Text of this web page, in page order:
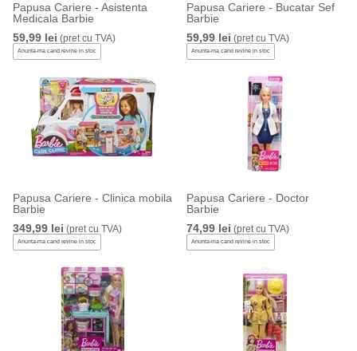
Papusa Cariere - Asistenta
Medicala Barbie
59,99 lei (pret cu TVA)
Anunta-ma cand revine in stoc
Papusa Cariere - Bucatar Sef
Barbie
59,99 lei (pret cu TVA)
Anunta-ma cand revine in stoc
Papusa Cariere - Clinica mobila
Barbie
349,99 lei (pret cu TVA)
Anunta-ma cand revine in stoc
Papusa Cariere - Doctor
Barbie
74,99 lei (pret cu TVA)
Anunta-ma cand revine in stoc